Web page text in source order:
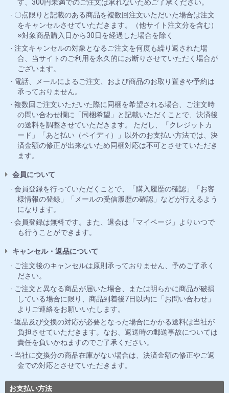
す、300円未満でのご注文は承れないためご了承ください。
〇点限りと記載のある商品を複数回注文いただいた場合は注文
をキャンセルさせていただきます。（他サイト注文分を含む）
※対象商品購入日から30日を経過した場合を除く
注文キャンセルの対象となるご注文を何度も繰り返された場
合、当サイトのご利用を永久的にお断りさせていただく場合が
ございます。
電話、メールによるご注文、および商品のお取り置きや予約は
承っておりません。
複数回ご注文いただいた際に同梱を希望される場合、ご注文時
の問い合わせ欄に「同梱希望」と記載いただくことで、決済後
の送料を調整させていただきます。 ただし、「クレジットカ
ード」「あと払い（ペイディ）」以外のお支払い方法では、決
済金額の修正が出来ないため同梱対応は不可とさせていただき
ます。
会員について
会員登録を行っていただくことで、「購入履歴の確認」「お客
様情報の登録」「メールの受信履歴の確認」などが行えるよう
になります。
会員登録は無料です。また、退会は「マイページ」よりいつで
も行うことができます。
キャンセル・返品について
ご注文後のキャンセルは原則承っておりません、予めご了承く
ださい。
ご注文と異なる商品が届いた場合、または明らかに商品が破損
している場合に限り、商品到着後7日以内に「お問い合わせ」
よりご連絡をお願いいたします。
返品及び交換の対応が必要となった場合にかかる送料は当社が
負担させていただきます。なお、返送時の郵送事故については
責任を負いかねますのでご了承ください。
当社に交換分の商品在庫がない場合は、決済金額の修正やご返
金での対応とさせていただきます。
お支払い方法